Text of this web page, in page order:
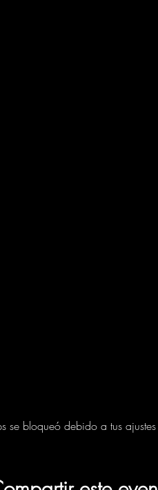
se bloqueó debido a tus